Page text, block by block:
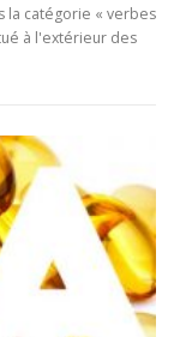
la catégorie « verbes
à l'extérieur des